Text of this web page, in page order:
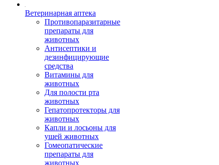
Ветеринарная аптека
Противопаразитарные
препараты для
животных
Антисептики и
дезинфицирующие
средства
Витамины для
животных
Для полости рта
животных
Гепатопротекторы для
животных
Капли и лосьоны для
ушей животных
Гомеопатические
препараты для
животных